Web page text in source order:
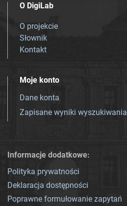
O DigiLab
O projekcie
Słownik
Kontakt
Moje konto
Dane konta
Zapisane wyniki wyszukiwania
Informacje dodatkowe:
Polityka prywatności
Deklaracja dostępności
Poprawne formułowanie zapytań